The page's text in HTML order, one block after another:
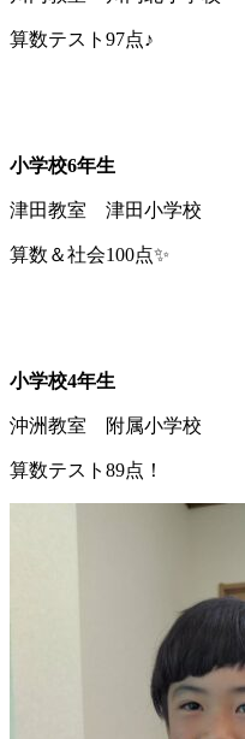
算数テスト97点♪
小学校6年生
津田教室 津田小学校
算数＆社会100点✨
小学校4年生
沖洲教室 附属小学校
算数テスト89点！